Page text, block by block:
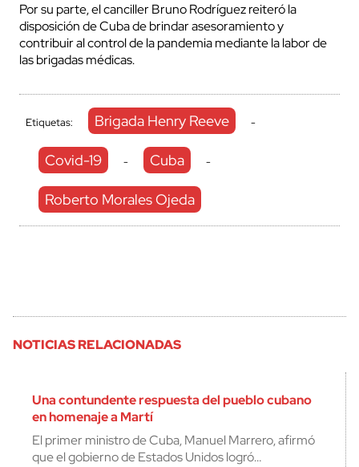
Por su parte, el canciller Bruno Rodríguez reiteró la
disposición de Cuba de brindar asesoramiento y
contribuir al control de la pandemia mediante la labor de
las brigadas médicas.
Etiquetas: Brigada Henry Reeve -
Covid-19 - Cuba -
Roberto Morales Ojeda
NOTICIAS RELACIONADAS
Una contundente respuesta del pueblo cubano
en homenaje a Martí
El primer ministro de Cuba, Manuel Marrero, afirmó
que el gobierno de Estados Unidos logró…